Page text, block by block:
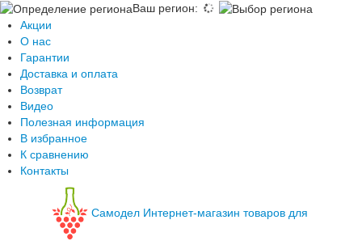
Ваш регион:
Акции
О нас
Гарантии
Доставка и оплата
Возврат
Видео
Полезная информация
В избранное
К сравнению
Контакты
Самодел Интернет-магазин товаров для